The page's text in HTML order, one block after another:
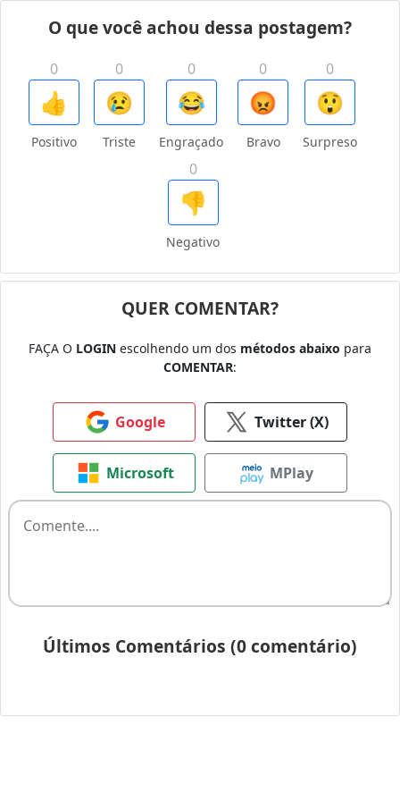
O que você achou dessa postagem?
0
👍
Positivo
0
😢
Triste
0
😂
Engraçado
0
😡
Bravo
0
😲
Surpreso
0
👎
Negativo
QUER COMENTAR?
FAÇA O LOGIN escolhendo um dos métodos abaixo para
COMENTAR:
Google Twitter (X)
Microsoft MPlay
Últimos Comentários (0 comentário)